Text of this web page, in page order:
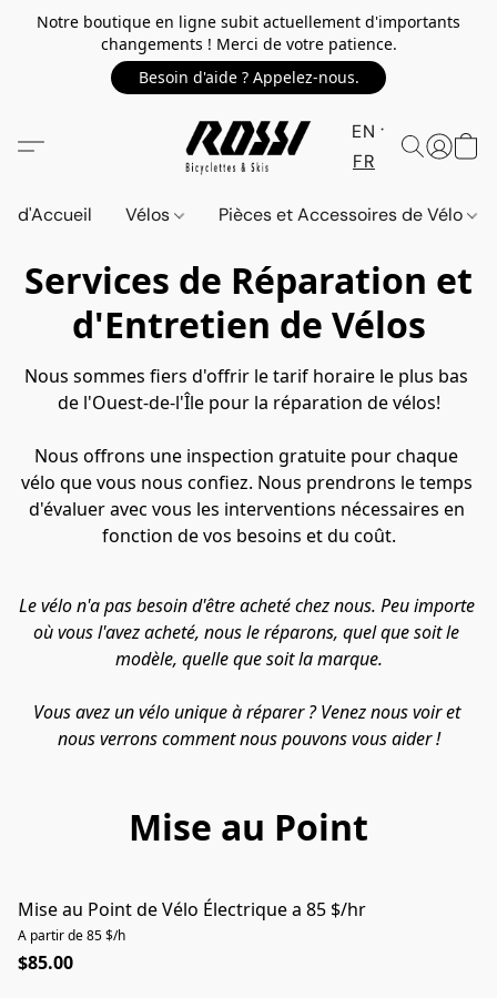
Notre boutique en ligne subit actuellement d'importants
changements ! Merci de votre patience.
Besoin d'aide ? Appelez-nous.
EN
FR
d'Accueil Vélos Pièces et Accessoires de Vélo
Services de Réparation et
d'Entretien de Vélos
Le vélo n'a pas besoin d'être acheté chez nous. Peu importe
où vous l'avez acheté, nous le réparons, quel que soit le
modèle, quelle que soit la marque.
Vous avez un vélo unique à réparer ? Venez nous voir et
nous verrons comment nous pouvons vous aider !
Nous sommes fiers d'offrir le tarif horaire le plus bas
de l'Ouest-de-l'Île pour la réparation de vélos!
Nous offrons une inspection gratuite pour chaque
vélo que vous nous confiez. Nous prendrons le temps
d'évaluer avec vous les interventions nécessaires en
fonction de vos besoins et du coût.
Mise au Point
Mise au Point de Vélo Électrique a 85 $/hr
A partir de 85 $/h
$85.00